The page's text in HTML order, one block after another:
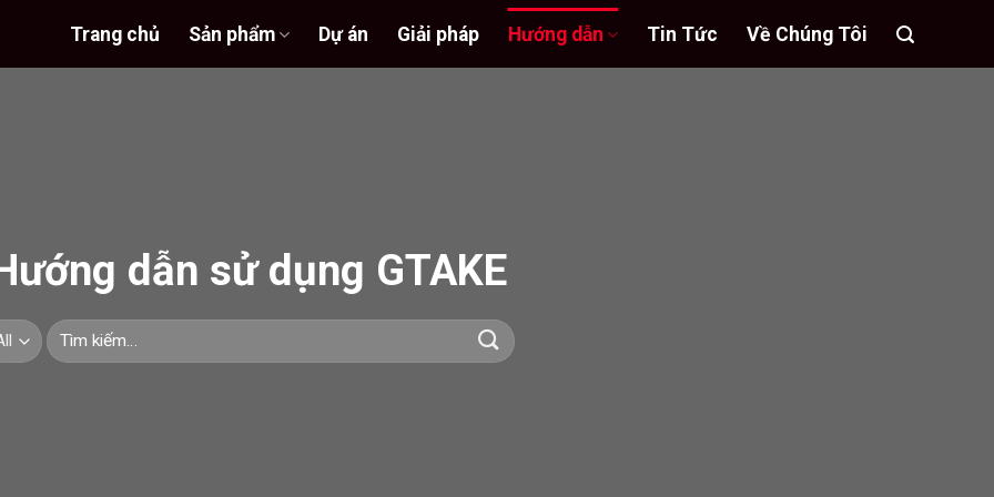
Trang chủ Sản phẩm Dự án Giải pháp Hướng dẫn Tin Tức Về Chúng Tôi
dẫn sử dụng GTAKE
Tìm
kiếm: